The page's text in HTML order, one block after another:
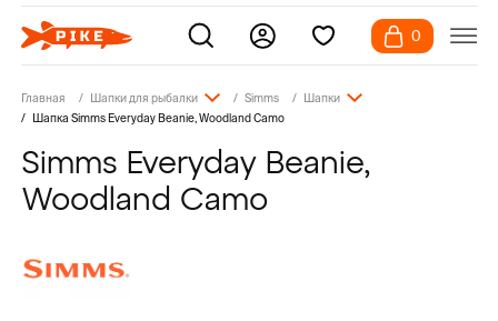
0
Главная Шапки для рыбалки Simms
Шапки
Шапка Simms Everyday Beanie, Woodland Camo
Simms Everyday Beanie,
Woodland Camo